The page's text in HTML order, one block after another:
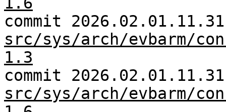
commit
src/sys/arch/evbarm/
1.3
commit
src/sys/arch/evbarm/